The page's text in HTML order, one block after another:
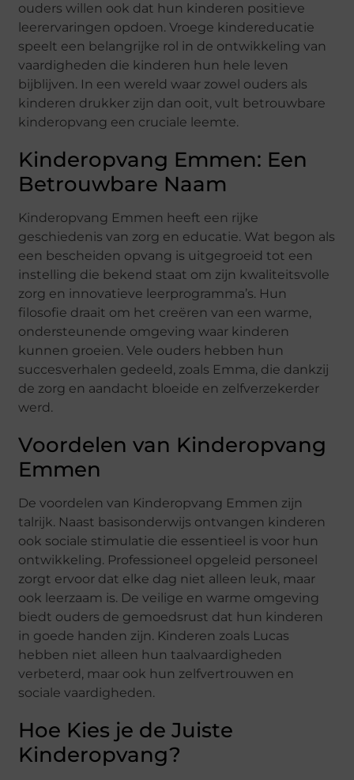
ouders willen ook dat hun kinderen positieve
leerervaringen opdoen. Vroege kindereducatie
speelt een belangrijke rol in de ontwikkeling van
vaardigheden die kinderen hun hele leven
bijblijven. In een wereld waar zowel ouders als
kinderen drukker zijn dan ooit, vult betrouwbare
kinderopvang een cruciale leemte.
Kinderopvang Emmen: Een
Betrouwbare Naam
Kinderopvang Emmen heeft een rijke
geschiedenis van zorg en educatie. Wat begon als
een bescheiden opvang is uitgegroeid tot een
instelling die bekend staat om zijn kwaliteitsvolle
zorg en innovatieve leerprogramma’s. Hun
filosofie draait om het creëren van een warme,
ondersteunende omgeving waar kinderen
kunnen groeien. Vele ouders hebben hun
succesverhalen gedeeld, zoals Emma, die dankzij
de zorg en aandacht bloeide en zelfverzekerder
werd.
Voordelen van Kinderopvang
Emmen
De voordelen van Kinderopvang Emmen zijn
talrijk. Naast basisonderwijs ontvangen kinderen
ook sociale stimulatie die essentieel is voor hun
ontwikkeling. Professioneel opgeleid personeel
zorgt ervoor dat elke dag niet alleen leuk, maar
ook leerzaam is. De veilige en warme omgeving
biedt ouders de gemoedsrust dat hun kinderen
in goede handen zijn. Kinderen zoals Lucas
hebben niet alleen hun taalvaardigheden
verbeterd, maar ook hun zelfvertrouwen en
sociale vaardigheden.
Hoe Kies je de Juiste
Kinderopvang?